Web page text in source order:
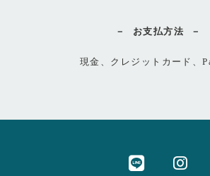
お支払方法
現金、クレジットカード、